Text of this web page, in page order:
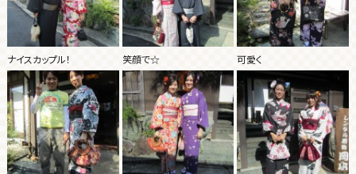
ナイスカップル！ 笑顔で☆ 可愛く